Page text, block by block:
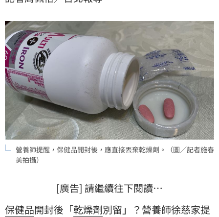
營養師提醒，保健品開封後，應直接丟棄乾燥劑。（圖／記者施春
美拍攝）
[廣告] 請繼續往下閱讀…
保健品開封後「乾燥劑別留」？營養師徐慈家提